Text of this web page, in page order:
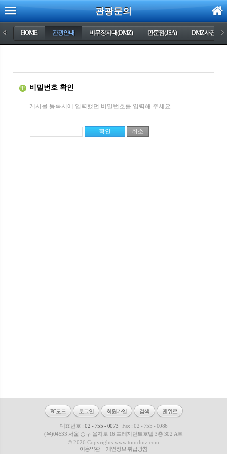
관광문의
< HOME 관광안내 비무장지대(DMZ) 판문점(JSA) DMZ사건들 >
비밀번호 확인
게시물 등록시에 입력했던 비밀번호를 입력해 주세요.
PC모드 로그인 회원가입 검색 맨위로
대표번호 : 02 - 755 - 0073
Fax : 02 - 755 - 0086
(우)04533 서울 중구 을지로 16 프레지던트호텔 3층 302 A호
© 2026 Copyrights www.tourdmz.com
이용약관
개인정보 취급방침